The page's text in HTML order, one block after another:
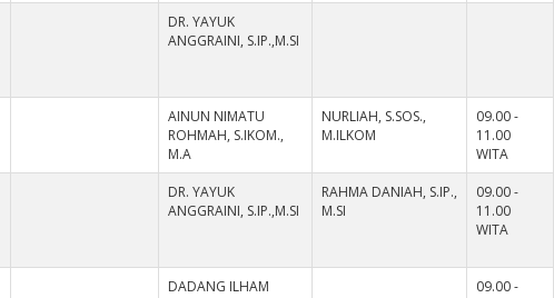
DR. YAYUK
ANGGRAINI, S.IP.,M.SI
AINUN NIMATU
ROHMAH, S.IKOM.,
M.A
NURLIAH, S.SOS.,
M.ILKOM
09.00 -
11.00
WITA
DR. YAYUK
ANGGRAINI, S.IP.,M.SI
RAHMA DANIAH, S.IP.,
M.SI
09.00 -
11.00
WITA
DADANG ILHAM
09.00 -